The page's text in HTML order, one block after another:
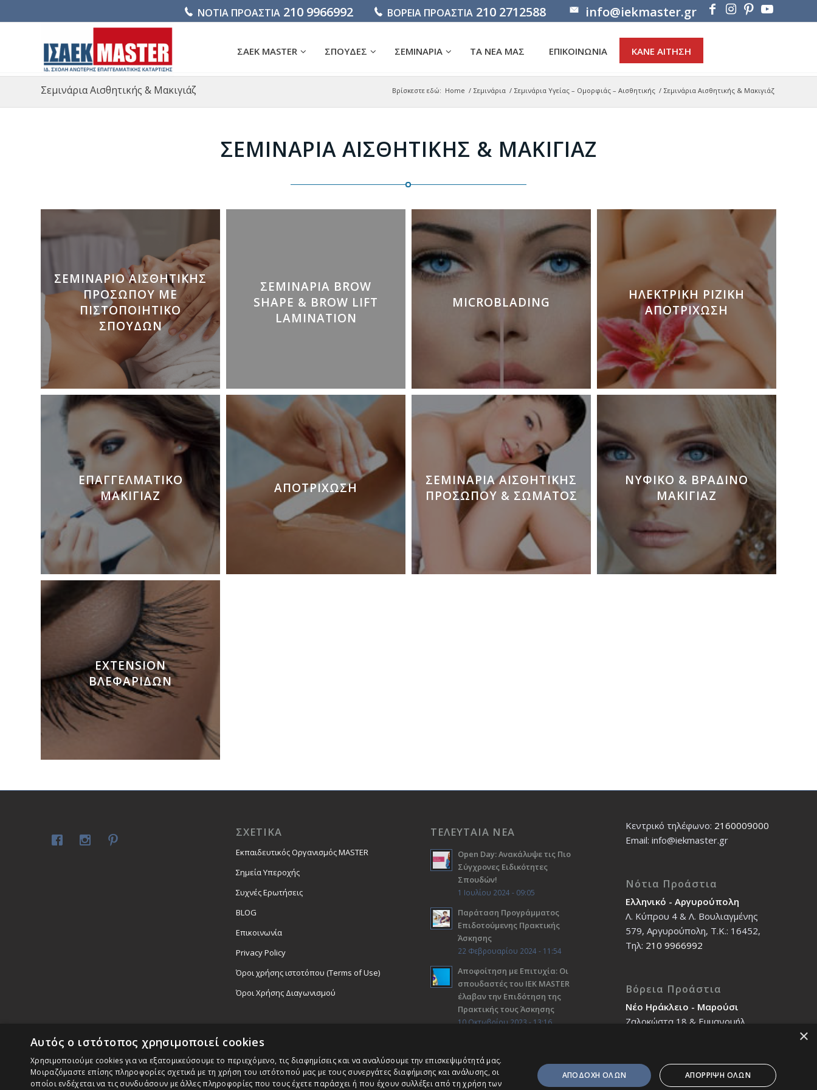
ΝΟΤΙΑ ΠΡΟΑΣΤΙΑ 210 9966992 ΒΟΡΕΙΑ ΠΡΟΑΣΤΙΑ 210 2712588 info@iekmaster.gr
ΣΑΕΚ MASTER ΣΠΟΥΔΕΣ ΣΕΜΙΝΑΡΙΑ ΤΑ ΝΕΑ ΜΑΣ ΕΠΙΚΟΙΝΩΝΙΑ ΚΑΝΕ ΑΙΤΗΣΗ
Σεμινάρια Αισθητικής & Μακιγιάζ Βρίσκεστε εδώ: Home / Σεμινάρια / Σεμινάρια Υγείας – Ομορφιάς – Αισθητικής / Σεμινάρια Αισθητικής & Μακιγιάζ
ΣΕΜΙΝΆΡΙΑ ΑΙΣΘΗΤΙΚΉΣ & ΜΑΚΙΓΙΆΖ
ΣΕΜΙΝΆΡΙΟ ΑΙΣΘΗΤΙΚΉΣ
ΠΡΟΣΏΠΟΥ ΜΕ
ΠΙΣΤΟΠΟΙΗΤΙΚΌ
ΣΠΟΥΔΏΝ
ΣΕΜΙΝΆΡΙΑ ΒROW
SHAPE & BROW LIFT
LAMINATION
MICROBLADING
ΗΛΕΚΤΡΙΚΉ ΡΙΖΙΚΉ
ΑΠΟΤΡΊΧΩΣΗ
ΕΠΑΓΓΕΛΜΑΤΙΚΌ
ΜΑΚΙΓΙΆΖ
ΑΠΟΤΡΊΧΩΣΗ
ΣΕΜΙΝΆΡΙΑ ΑΙΣΘΗΤΙΚΉΣ
ΠΡΟΣΏΠΟΥ & ΣΏΜΑΤΟΣ
ΝΥΦΙΚΌ & ΒΡΑΔΙΝΌ
ΜΑΚΙΓΙΆΖ
EXTENSION
ΒΛΕΦΑΡΊΔΩΝ
ΣΧΕΤΙΚΑ
Εκπαιδευτικός Οργανισμός MASTER
Σημεία Υπεροχής
Συχνές Ερωτήσεις
BLOG
Επικοινωνία
Privacy Policy
Όροι χρήσης ιστοτόπου (Terms of Use)
Όροι Χρήσης Διαγωνισμού
ΤΕΛΕΥΤΑΙΑ ΝΕΑ
Open Day: Ανακάλυψε τις Πιο
Σύγχρονες Ειδικότητες
Σπουδών!
1 Ιουλίου 2024 - 09:05
Παράταση Προγράμματος
Επιδοτούμενης Πρακτικής
Άσκησης
22 Φεβρουαρίου 2024 - 11:54
Αποφοίτηση με Επιτυχία: Οι
σπουδαστές του ΙΕΚ ΜΑSTER
έλαβαν την Επιδότηση της
Πρακτικής τους Άσκησης
10 Οκτωβρίου 2023 - 13:16
Κεντρικό τηλέφωνο: 2160009000
Εmail: info@iekmaster.gr
Νότια Προάστια
Ελληνικό - Αργυρούπολη
Λ. Κύπρου 4 & Λ. Βουλιαγμένης
579, Αργυρούπολη, T.K.: 16452,
Τηλ: 210 9966992
Βόρεια Προάστια
Νέο Ηράκλειο - Μαρούσι
Ζαλοκώστα 18 & Εμμανουήλ
×
Αυτός ο ιστότοπος χρησιμοποιεί cookies
Χρησιμοποιούμε cookies για να εξατομικεύσουμε το περιεχόμενο, τις διαφημίσεις και να αναλύσουμε την επισκεψιμότητά μας.
Μοιραζόμαστε επίσης πληροφορίες σχετικά με τη χρήση του ιστότοπού μας με τους συνεργάτες διαφήμισης και ανάλυσης, οι
οποίοι ενδέχεται να τις συνδυάσουν με άλλες πληροφορίες που τους έχετε παράσχει ή που έχουν συλλέξει από τη χρήση των
ΑΠΟΔΟΧΗ ΟΛΩΝ ΑΠΟΡΡΙΨΗ ΟΛΩΝ